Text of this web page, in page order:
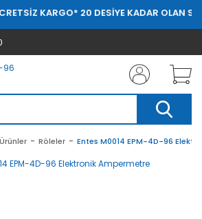
KARGO* 20 DESİYE KADAR OLAN
Röleler Entes M0014 EPM-4D-96